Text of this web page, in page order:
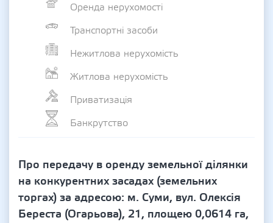
Оренда нерухомості
Транспортні засоби
Нежитлова нерухомість
Житлова нерухомість
Приватизація
Банкрутство
Про передачу в оренду земельної ділянки
на конкурентних засадах (земельних
торгах) за адресою: м. Суми, вул. Олексія
Береста (Огарьова), 21, площею 0,0614 га,